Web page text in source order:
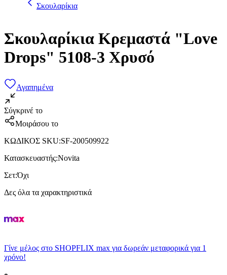
Σκουλαρίκια
Σκουλαρίκια Κρεμαστά "Love
Drops" 5108-3 Χρυσό
Αγαπημένα
Σύγκρινέ το
Μοιράσου το
ΚΩΔΙΚΟΣ SKU:SF-200509922
Κατασκευαστής:Novita
Σετ:Όχι
Δες όλα τα χαρακτηριστικά
Γίνε μέλος στο SHOPFLIX max για δωρεάν μεταφορικά για 1
χρόνο!